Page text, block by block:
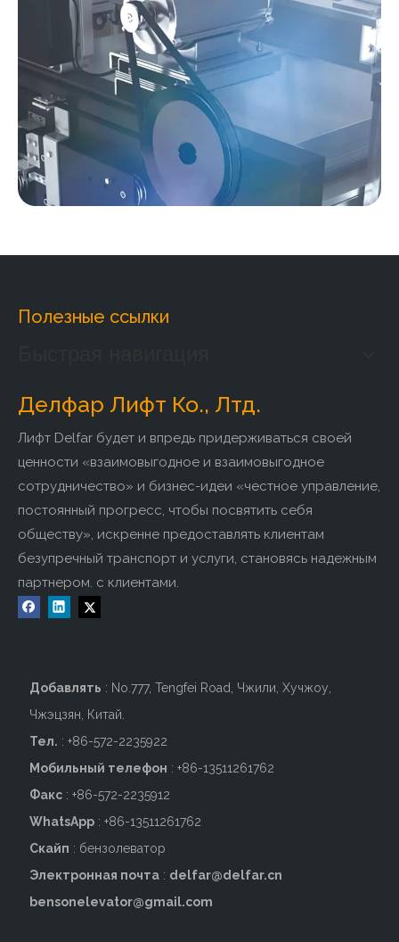
Полезные ссылки
Делфар Лифт Ко., Лтд.
Лифт Delfar будет и впредь придерживаться своей
ценности «взаимовыгодное и взаимовыгодное
сотрудничество» и бизнес-идеи «честное управление,
постоянный прогресс, чтобы посвятить себя
обществу», искренне предоставлять клиентам
безупречный транспорт и услуги, становясь надежным
партнером. с клиентами.
Добавлять : No.777, Tengfei Road, Чжили, Хучжоу,
Чжэцзян, Китай.
Тел. : +86-572-2235922
Мобильный телефон : +86-13511261762
Факс : +86-572-2235912
WhatsApp : +86-13511261762
Скайп : бензолеватор
Электронная почта : delfar@delfar.cn
bensonelevator@gmail.com